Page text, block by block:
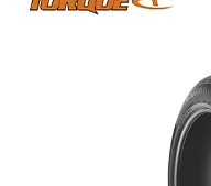
Bildergalerie überspringen